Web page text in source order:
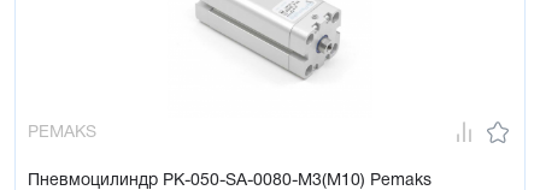
PEMAKS
Пневмоцилиндр PK-050-SA-0080-M3(M10) Pemaks